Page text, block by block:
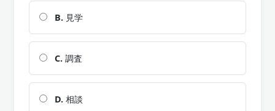
B. 見学
C. 調査
D. 相談